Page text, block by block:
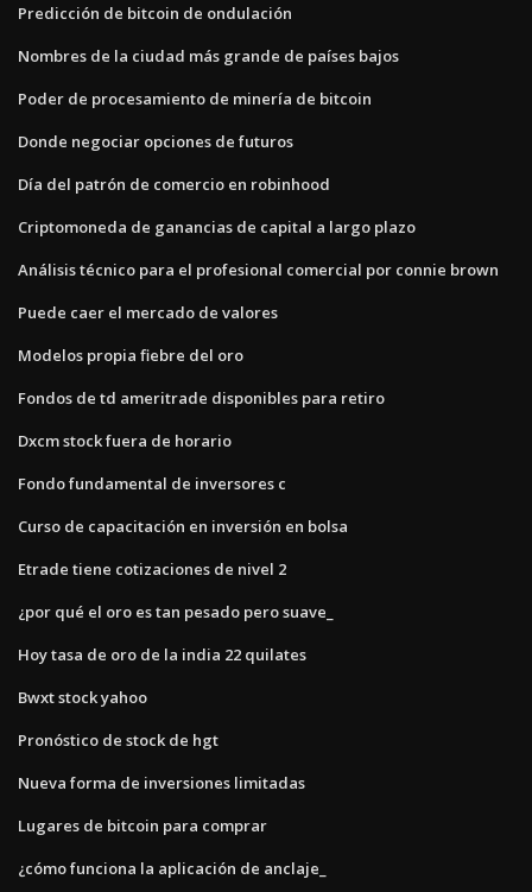
Predicción de bitcoin de ondulación
Nombres de la ciudad más grande de países bajos
Poder de procesamiento de minería de bitcoin
Donde negociar opciones de futuros
Día del patrón de comercio en robinhood
Criptomoneda de ganancias de capital a largo plazo
Análisis técnico para el profesional comercial por connie brown
Puede caer el mercado de valores
Modelos propia fiebre del oro
Fondos de td ameritrade disponibles para retiro
Dxcm stock fuera de horario
Fondo fundamental de inversores c
Curso de capacitación en inversión en bolsa
Etrade tiene cotizaciones de nivel 2
¿por qué el oro es tan pesado pero suave_
Hoy tasa de oro de la india 22 quilates
Bwxt stock yahoo
Pronóstico de stock de hgt
Nueva forma de inversiones limitadas
Lugares de bitcoin para comprar
¿cómo funciona la aplicación de anclaje_